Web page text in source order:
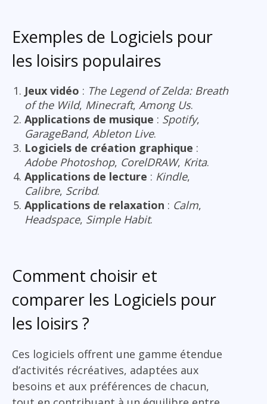
Exemples de Logiciels pour
les loisirs populaires
Jeux vidéo : The Legend of Zelda: Breath
of the Wild, Minecraft, Among Us.
Applications de musique : Spotify,
GarageBand, Ableton Live.
Logiciels de création graphique :
Adobe Photoshop, CorelDRAW, Krita.
Applications de lecture : Kindle,
Calibre, Scribd.
Applications de relaxation : Calm,
Headspace, Simple Habit.
Comment choisir et
comparer les Logiciels pour
les loisirs ?
Ces logiciels offrent une gamme étendue
d’activités récréatives, adaptées aux
besoins et aux préférences de chacun,